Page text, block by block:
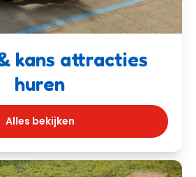
kans attracties
huren
Alles bekijken